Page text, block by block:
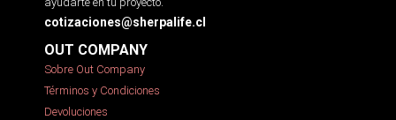
cotizaciones@sherpalife.cl
OUT COMPANY
Sobre Out Company
Términos y Condiciones
Devoluciones